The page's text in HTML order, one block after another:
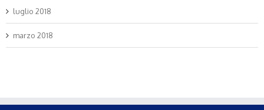
luglio 2018
marzo 2018